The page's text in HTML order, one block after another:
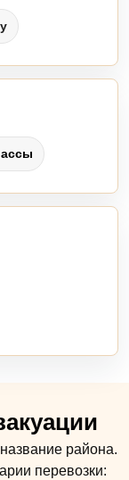
района.
перевозки: